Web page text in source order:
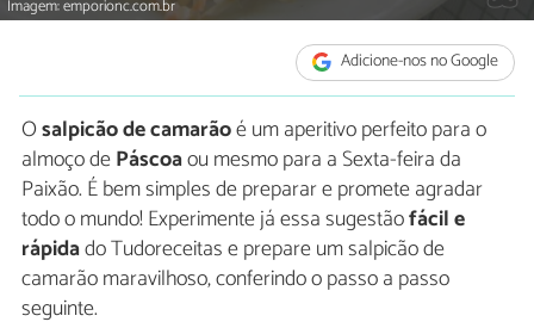
Imagem: emporionc.com.br
Adicione-nos no Google
Osalpicão de camarãoé um aperitivo perfeito para o
almoço dePáscoaou mesmo para a Sexta-feira da
Paixão. É bem simples de preparar e promete agradar
todo o mundo! Experimente já essa sugestãofácil e
rápidado Tudoreceitas e prepare um salpicão de
camarão maravilhoso, conferindo o passo a passo
seguinte.